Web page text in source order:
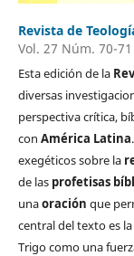
Revista de
Vol. 27 Núm. 70-
Esta edición de la
diversas
perspectiva crítica,
con América Latina
exegéticos sobre la
de las profetisas
unaoración que
central del texto es la
Trigo como una